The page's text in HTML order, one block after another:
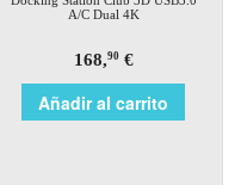
A/C Dual 4K
168,90€
Añadir al carrito